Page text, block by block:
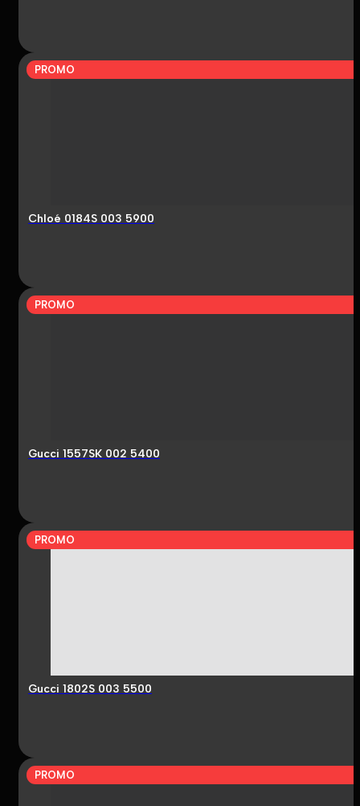
PROMO
Chloé 0184S 003 5900
PROMO
Gucci 1557SK 002 5400
PROMO
Gucci 1802S 003 5500
PROMO